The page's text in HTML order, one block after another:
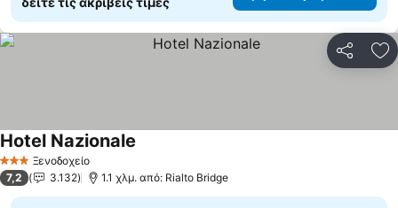
3 ΑστέριαΞενοδοχείο
Hotel Nazionale
7,2 3.132 1.1 χλμ. από: Rialto Bridge